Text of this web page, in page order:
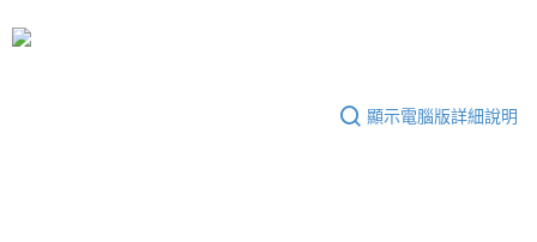
顯示電腦版詳細說明